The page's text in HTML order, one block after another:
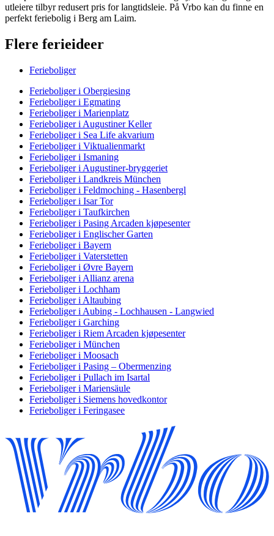
utleiere tilbyr redusert pris for langtidsleie. På Vrbo kan du finne en
perfekt feriebolig i Berg am Laim.
Flere ferieideer
Ferieboliger
Ferieboliger i Obergiesing
Ferieboliger i Egmating
Ferieboliger i Marienplatz
Ferieboliger i Augustiner Keller
Ferieboliger i Sea Life akvarium
Ferieboliger i Viktualienmarkt
Ferieboliger i Ismaning
Ferieboliger i Augustiner-bryggeriet
Ferieboliger i Landkreis München
Ferieboliger i Feldmoching - Hasenbergl
Ferieboliger i Isar Tor
Ferieboliger i Taufkirchen
Ferieboliger i Pasing Arcaden kjøpesenter
Ferieboliger i Englischer Garten
Ferieboliger i Bayern
Ferieboliger i Vaterstetten
Ferieboliger i Øvre Bayern
Ferieboliger i Allianz arena
Ferieboliger i Lochham
Ferieboliger i Altaubing
Ferieboliger i Aubing - Lochhausen - Langwied
Ferieboliger i Garching
Ferieboliger i Riem Arcaden kjøpesenter
Ferieboliger i München
Ferieboliger i Moosach
Ferieboliger i Pasing – Obermenzing
Ferieboliger i Pullach im Isartal
Ferieboliger i Mariensäule
Ferieboliger i Siemens hovedkontor
Ferieboliger i Feringasee